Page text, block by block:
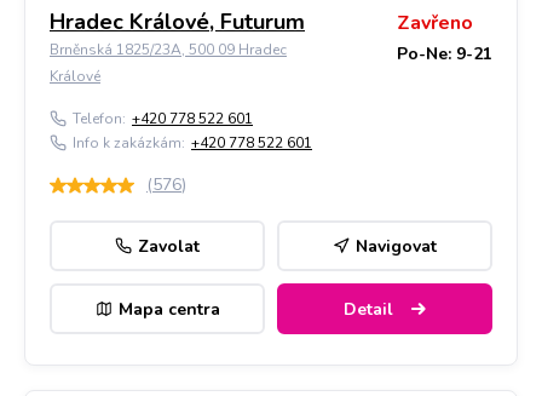
Hradec Králové, Futurum
Brněnská 1825/23A, 500 09 Hradec
Králové
Zavřeno
Po-Ne: 9-21
Telefon: +420 778 522 601
Info k zakázkám: +420 778 522 601
(576)
Zavolat Navigovat
Mapa centra Detail